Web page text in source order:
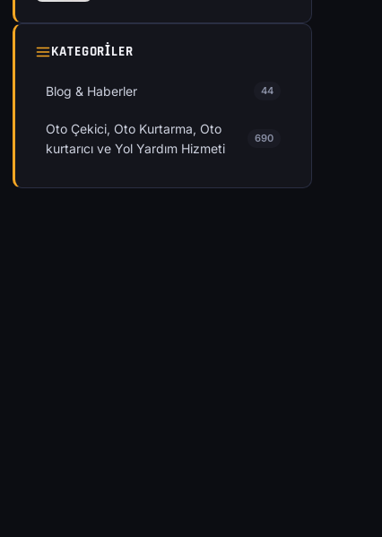
KATEGORILER
Blog & Haberler 44
Oto Çekici, Oto Kurtarma, Oto
kurtarıcı ve Yol Yardım Hizmeti
690